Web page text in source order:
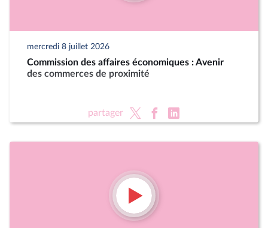
mercredi 8 juillet 2026
Commission des affaires économiques : Avenir
des commerces de proximité
partager